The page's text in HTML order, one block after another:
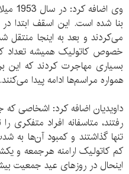
وی
بنا شده است. این اسقف ابتدا
می‌کردند و بعد به اینجا منتقل
خصوص کاتولیک همیشه تعداد
بسیاری مهاجرت کردند که این
همواره مراسم‌ها ادامه پیدا می‌کنند.
داویدیان اضافه کرد: اشخاصی که
رفتند، متاسفانه افراد متفکری
تنها گذاشتند و کمبود آن‌ها
کم کاتولیک ارامنه هرجمعه و
اینحال در روزهای عید جمعیت